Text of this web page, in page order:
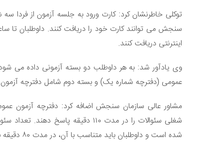
اینترنتی دریافت کنند.
وی یادآور شد: به هر داوطلب دو بسته آزمونی داده می
عمومی (دفترچه شماره یک) و بسته دوم شامل دفترچه
شغلی سئوالات را در مدت ۱۱۰ دقیقه
شده است و داوطلبان باید متناسب با آن، در مدت ۸۰ دقیقه به این سئوالات پاسخ دهند.